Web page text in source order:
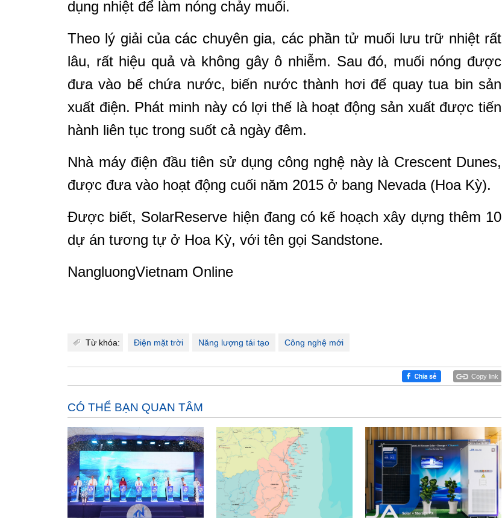
dụng nhiệt để làm nóng chảy muối.
Theo lý giải của các chuyên gia, các phần tử muối lưu trữ nhiệt rất
lâu, rất hiệu quả và không gây ô nhiễm. Sau đó, muối nóng được
đưa vào bể chứa nước, biến nước thành hơi để quay tua bin sản
xuất điện. Phát minh này có lợi thế là hoạt động sản xuất được tiến
hành liên tục trong suốt cả ngày đêm.
Nhà máy điện đầu tiên sử dụng công nghệ này là Crescent Dunes,
được đưa vào hoạt động cuối năm 2015 ở bang Nevada (Hoa Kỳ).
Được biết, SolarReserve hiện đang có kế hoạch xây dựng thêm 10
dự án tương tự ở Hoa Kỳ, với tên gọi Sandstone.
NangluongVietnam Online
Từ khóa: Điện mặt trời Năng lượng tái tạo Công nghệ mới
Copy link
CÓ THỂ BẠN QUAN TÂM